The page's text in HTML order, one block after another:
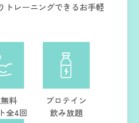
トレーニングできるお手軽
料
全4回
プロテイン
飲み放題